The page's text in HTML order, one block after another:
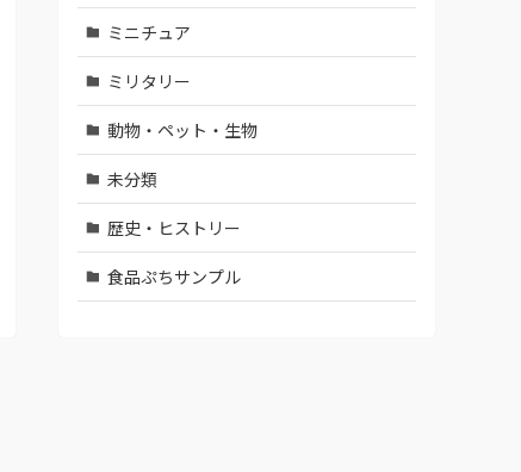
ミニチュア
ミリタリー
動物・ペット・生物
未分類
歴史・ヒストリー
食品ぷちサンプル